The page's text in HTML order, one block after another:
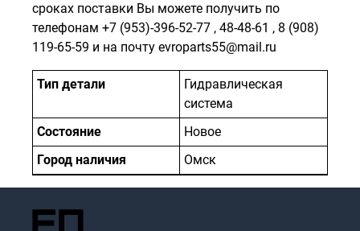
сроках поставки Вы можете получить по
телефонам +7 (953)-396-52-77 , 48-48-61 , 8 (908)
119-65-59 и на почту evroparts55@mail.ru
Тип детали
Гидравлическая
система
Состояние
Новое
Город наличия
Омск